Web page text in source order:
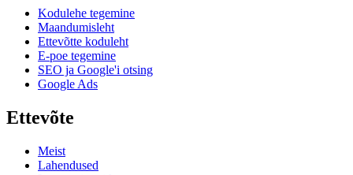
Kodulehe tegemine
Maandumisleht
Ettevõtte koduleht
E-poe tegemine
SEO ja Google'i otsing
Google Ads
Ettevõte
Meist
Lahendused